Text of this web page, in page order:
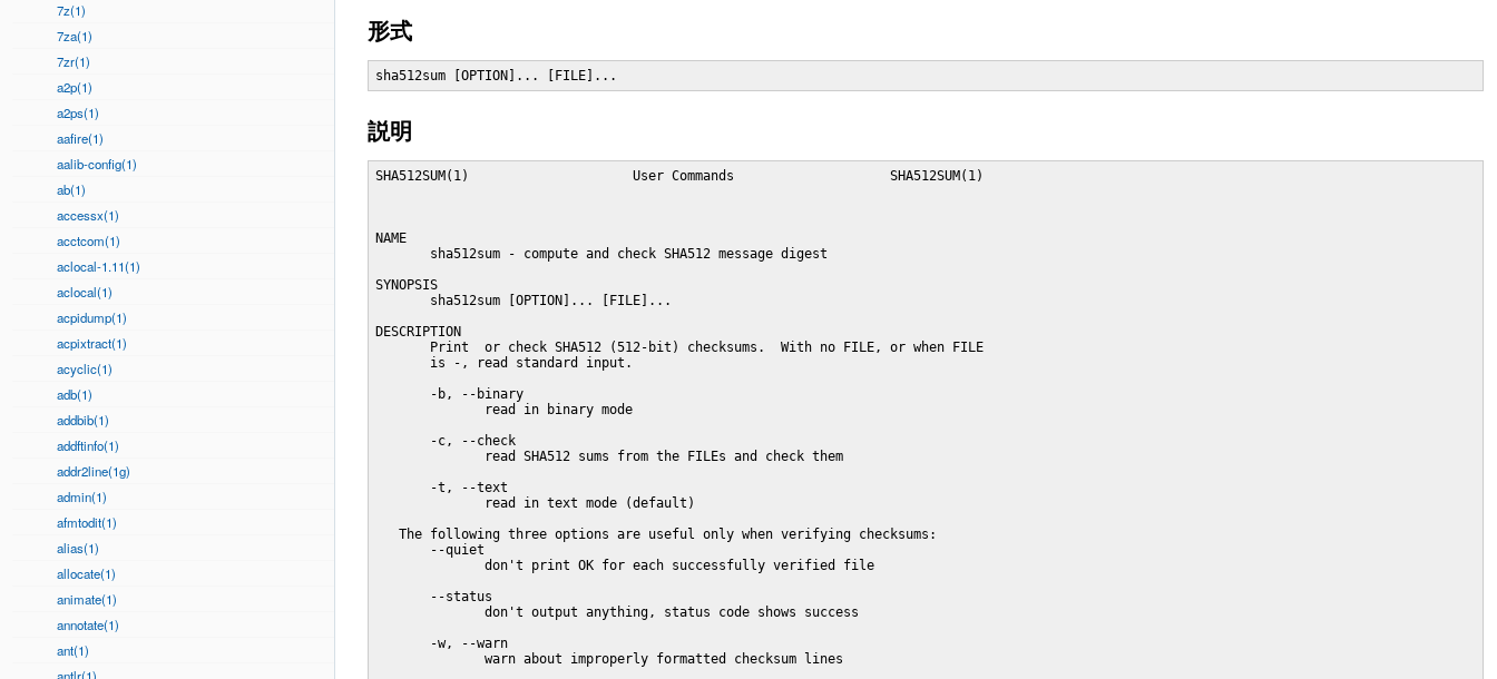
7z(1)
7za(1)
7zr(1)
a2p(1)
a2ps(1)
aafire(1)
aalib-config(1)
ab(1)
accessx(1)
acctcom(1)
aclocal-1.11(1)
aclocal(1)
acpidump(1)
acpixtract(1)
acyclic(1)
adb(1)
addbib(1)
addftinfo(1)
addr2line(1g)
admin(1)
afmtodit(1)
alias(1)
allocate(1)
animate(1)
annotate(1)
ant(1)
形式
sha512sum [OPTION]... [FILE]...
説明
SHA512SUM(1)                     User Commands                    SHA512SUM(1)
NAME
       sha512sum - compute and check SHA512 message digest
SYNOPSIS
       sha512sum [OPTION]... [FILE]...
DESCRIPTION
       Print  or check SHA512 (512-bit) checksums.  With no FILE, or when FILE
       is -, read standard input.
       -b, --binary
              read in binary mode
       -c, --check
              read SHA512 sums from the FILEs and check them
       -t, --text
              read in text mode (default)
   The following three options are useful only when verifying checksums:
       --quiet
              don't print OK for each successfully verified file
       --status
              don't output anything, status code shows success
       -w, --warn
              warn about improperly formatted checksum lines